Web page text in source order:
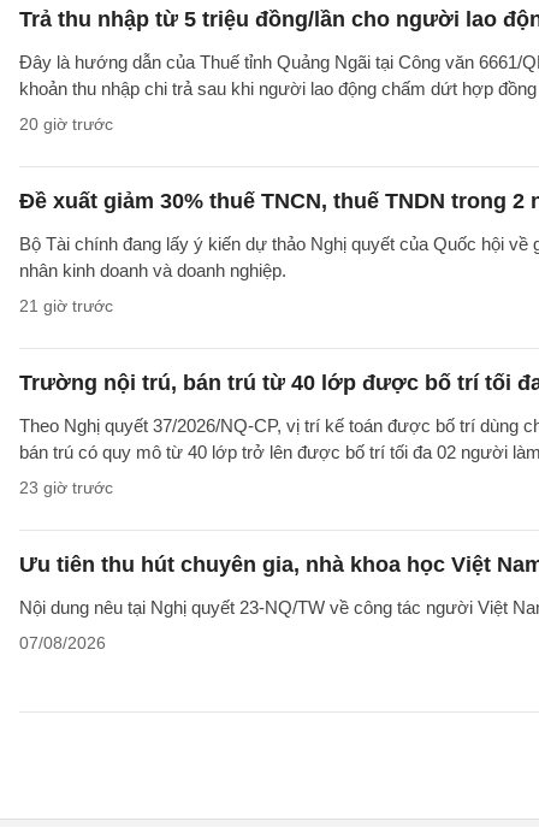
Trả thu nhập từ 5 triệu đồng/lần cho người lao
Đây là hướng dẫn của Thuế tỉnh Quảng Ngãi tại Công văn
khoản thu nhập chi trả sau khi người lao động chấm dứt hợp
20 giờ trước
Đề xuất giảm 30% thuế TNCN, thuế TNDN trong 2
Bộ Tài chính đang lấy ý kiến dự thảo Nghị quyết của Quốc hội
nhân kinh doanh và doanh nghiệp.
21 giờ trước
Trường nội trú, bán trú từ 40 lớp được bố trí tối
Theo Nghị quyết 37/2026/NQ-CP, vị trí kế toán được bố trí dùng
bán trú có quy mô từ 40 lớp trở lên được bố trí tối đa 02 người
23 giờ trước
Ưu tiên thu hút chuyên gia, nhà khoa học Việt
Nội dung nêu tại Nghị quyết 23-NQ/TW về công tác người Việt
07/08/2026